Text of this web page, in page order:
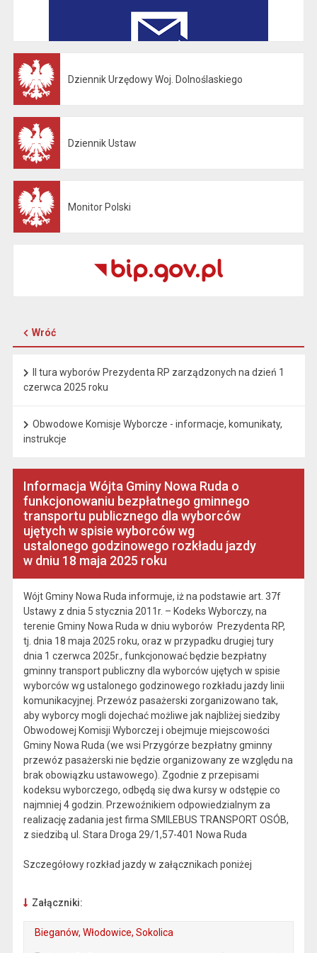
Dziennik Urzędowy Woj. Dolnoślaskiego
Dziennik Ustaw
Monitor Polski
Wróć
II tura wyborów Prezydenta RP zarządzonych na dzień 1
czerwca 2025 roku
Obwodowe Komisje Wyborcze - informacje, komunikaty,
instrukcje
Informacja Wójta Gminy Nowa Ruda o
funkcjonowaniu bezpłatnego gminnego
transportu publicznego dla wyborców
ujętych w spisie wyborców wg
ustalonego godzinowego rozkładu jazdy
w dniu 18 maja 2025 roku
Wójt Gminy Nowa Ruda informuje, iż na podstawie art. 37f
Ustawy z dnia 5 stycznia 2011r. – Kodeks Wyborczy, na
terenie Gminy Nowa Ruda w dniu wyborów Prezydenta RP,
tj. dnia 18 maja 2025 roku, oraz w przypadku drugiej tury
dnia 1 czerwca 2025r., funkcjonować będzie bezpłatny
gminny transport publiczny dla wyborców ujętych w spisie
wyborców wg ustalonego godzinowego rozkładu jazdy linii
komunikacyjnej. Przewóz pasażerski zorganizowano tak,
aby wyborcy mogli dojechać możliwe jak najbliżej siedziby
Obwodowej Komisji Wyborczej i obejmuje miejscowości
Gminy Nowa Ruda (we wsi Przygórze bezpłatny gminny
przewóz pasażerski nie będzie organizowany ze względu na
brak obowiązku ustawowego). Zgodnie z przepisami
kodeksu wyborczego, odbędą się dwa kursy w odstępie co
najmniej 4 godzin. Przewoźnikiem odpowiedzialnym za
realizację zadania jest firma SMILEBUS TRANSPORT OSÓB,
z siedzibą ul. Stara Droga 29/1,57-401 Nowa Ruda
Szczegółowy rozkład jazdy w załącznikach poniżej
Załączniki:
Bieganów, Włodowice, Sokolica